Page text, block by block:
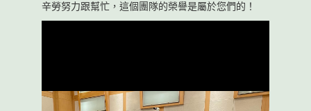
辛勞努力跟幫忙，這個團隊的榮譽是屬於您們的！